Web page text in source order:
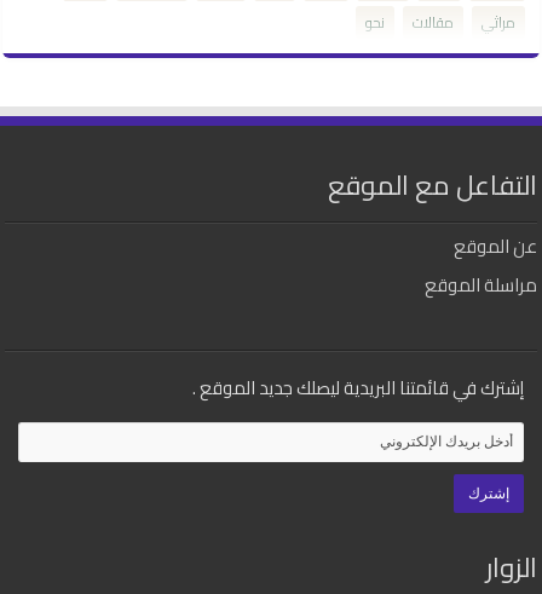
مراثي
مقالات نحو
التفاعل مع الموقع
عن الموقع
مراسلة الموقع
إشترك في قائمتنا البريدية ليصلك جديد الموقع .
الزوار